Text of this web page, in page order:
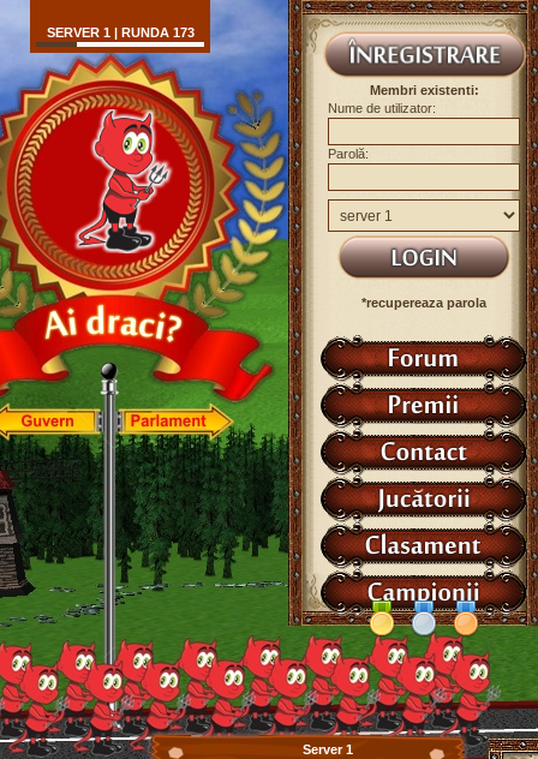
SERVER 1 | RUNDA 173
Membri existenti:
Nume de utilizator:
Parolă:
*recupereaza parola
Server 1